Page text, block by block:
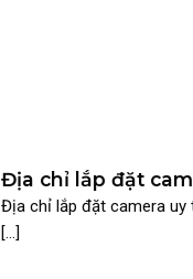
Địa chỉ lắp đặt
Chuyên nghiệp?
Địa chỉ lắp đặt camera uy
[...]